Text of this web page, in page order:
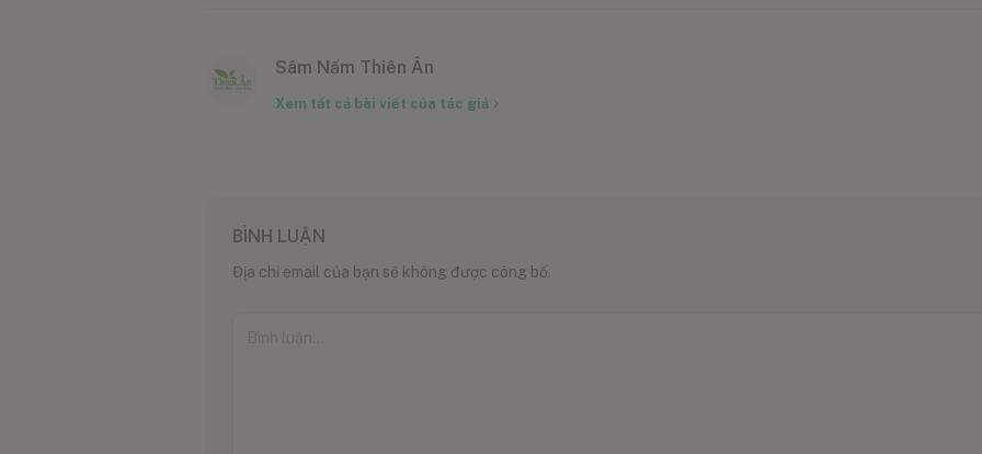
Sâm Nấm Thiên Ân
Xem tất cả bài viết của tác giả
BÌNH LUẬN
Địa chỉ email của bạn sẽ không được công bố.